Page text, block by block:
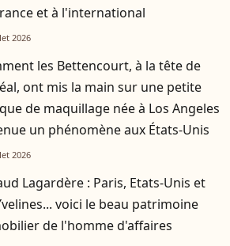
et à l'international
2026
les Bettencourt, à la tête de
ont mis la main sur une petite
de maquillage née à Los Angeles
un phénomène aux États-Unis
2026
Lagardère : Paris, Etats-Unis et
voici le beau patrimoine
de l'homme d'affaires